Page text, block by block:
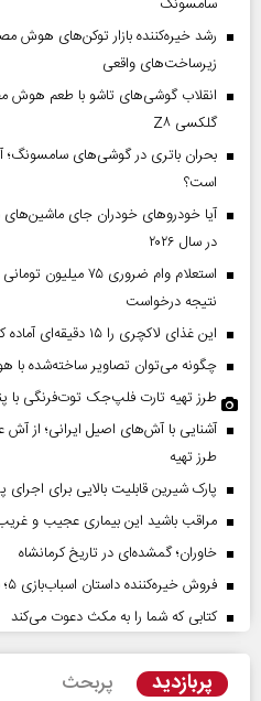
سامسونگ
زیرساخت‌های واقعی
انقلاب گوشی‌های تاشو‌ با طعم هوش
گلکسی Z۸
است؟
آیا خودروهای خودران جای
در سال ۲۰۲۶
استعلام وام ضروری
نتیجه درخواست
این غذای لاکچری را ۱۵ دقیقه‌ای آماده کنید
چگونه می‌توان تصاویر ساخته‌شده
طرز تهیه تارت فلپ‌جک توت‌فرنگی با
آشنایی با آش‌های اصیل ایرانی؛ از
طرز تهیه
پارک شیرین قابلیت‌ بالایی برای
مراقب باشید این بیماری عجیب و غریب
خاوران؛ گمشده‌ای در تاریخ کرمانشاه
فروش خیره‌کننده داستان اسباب‌بازی ۵؛ بزرگ‌ترین افتتاحیه سال برای پیکسار
کتابی که شما را به مکث دعوت می‌کند
پربازدید پربحث